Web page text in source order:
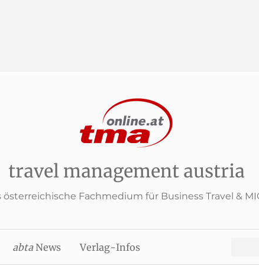
travel management austria
österreichische Fachmedium für Business Travel &
abtaNews Verlag-Infos